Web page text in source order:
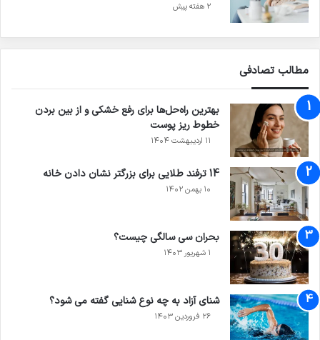
2 هفته پیش
مطالب تصادفی
بهترین راه‌حل‌ها برای رفع خشکی و از بین بردن
خطوط ریز پوست
۱۱ اردیبهشت ۱۴۰۴
14 ترفند طلایی برای بزرگ‏تر نشان دادن خانه
۱۰ بهمن ۱۴۰۲
بحران سی سالگی چیست؟
۱ شهریور ۱۴۰۳
شنای آزاد به چه نوع شنایی گفته می شود؟
۲۶ فروردین ۱۴۰۳